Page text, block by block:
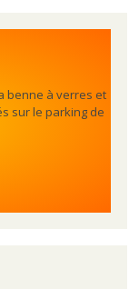
benne à verres et
sur le parking de